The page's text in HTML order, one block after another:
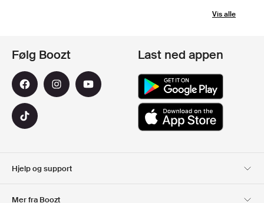
Vis alle
Hjelp og support
Mer fra Boozt
Følg Boozt Last ned appen